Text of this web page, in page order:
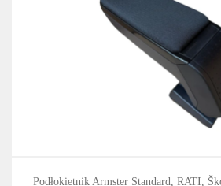
Podłokietnik Armster Standard, RATI,